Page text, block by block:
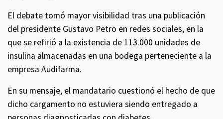
El debate tomó mayor visibilidad tras una publicación
del presidente Gustavo Petro en redes sociales, en la
que se refirió a la existencia de 113.000 unidades de
insulina almacenadas en una bodega perteneciente a la
empresa Audifarma.
En su mensaje, el mandatario cuestionó el hecho de que
dicho cargamento no estuviera siendo entregado a